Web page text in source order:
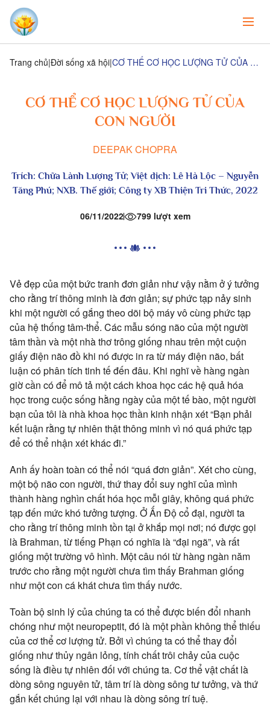
Trang chủ Đời sống xã hội CƠ THỂ CƠ HỌC LƯỢNG TỬ CỦA CON NGƯỜI
CƠ THỂ CƠ HỌC LƯỢNG TỬ CỦA
CON NGƯỜI
DEEPAK CHOPRA
Trích: Chữa Lành Lượng Tử; Việt dịch: Lê Hà Lộc – Nguyễn
Tăng Phú; NXB. Thế giới; Công ty XB Thiện Tri Thức, 2022
06/11/2022 799 lượt xem
Vẻ đẹp của một bức tranh đơn giản như vậy nằm ở ý tưởng
cho rằng trí thông minh là đơn giản; sự phức tạp nảy sinh
khi một người cố gắng theo dõi bộ máy vô cùng phức tạp
của hệ thống tâm-thể. Các mẫu sóng não của một người
tâm thần và một nhà thơ trông giống nhau trên một cuộn
giấy điện não đồ khi nó được in ra từ máy điện não, bất
luận có phân tích tinh tế đến đâu. Khi nghĩ về hàng ngàn
giờ cần có để mô tả một cách khoa học các hệ quả hóa
học trong cuộc sống hằng ngày của một tế bào, một người
bạn của tôi là nhà khoa học thần kinh nhận xét “Bạn phải
kết luận rằng tự nhiên thật thông minh vì nó quá phức tạp
để có thể nhận xét khác đi.”
Anh ấy hoàn toàn có thể nói “quá đơn giản”. Xét cho cùng,
một bộ não con người, thứ thay đổi suy nghĩ của mình
thành hàng nghìn chất hóa học mỗi giây, không quá phức
tạp đến mức khó tưởng tượng. Ở Ấn Độ cổ đại, người ta
cho rằng trí thông minh tồn tại ở khắp mọi nơi; nó được gọi
là Brahman, từ tiếng Phạn có nghĩa là “đại ngã”, và rất
giống một trường vô hình. Một câu nói từ hàng ngàn năm
trước cho rằng một người chưa tìm thấy Brahman giống
như một con cá khát chưa tìm thấy nước.
Toàn bộ sinh lý của chúng ta có thể được biến đổi nhanh
chóng như một neuropeptit, đó là một phần không thể thiếu
của cơ thể cơ lượng tử. Bởi vì chúng ta có thể thay đổi
giống như thủy ngân lỏng, tính chất trôi chảy của cuộc
sống là điều tự nhiên đối với chúng ta. Cơ thể vật chất là
dòng sông nguyên tử, tâm trí là dòng sông tư tưởng, và thứ
gắn kết chúng lại với nhau là dòng sông trí tuệ.